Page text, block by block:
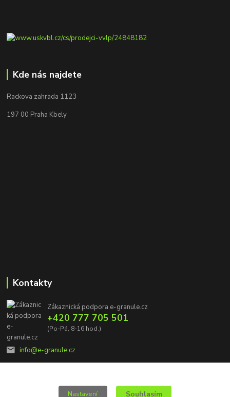
Kde nás najdete
Rackova zahrada 1123
197 00 Praha Kbely
Kontakty
Zákaznická podpora e-granule.cz
+420 777 705 501
(Po-Pá, 8-16 hod.)
info@e-granule.cz
Nastavení Souhlasím